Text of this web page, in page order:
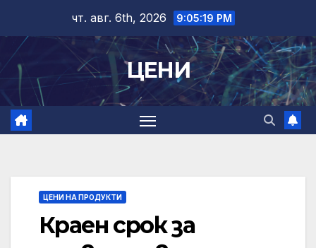
content
чт. авг. 6th, 2026 9:05:19 PM
ЦЕНИ
ЦЕНИ НА ПРОДУКТИ
Краен срок за